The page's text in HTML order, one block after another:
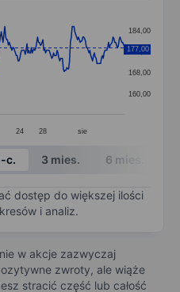
points.
categories.
values. Data
24 28 sie
160,00
168,00
176,00
184,00
177,00
c. 3 mies. 6 mies.
dostęp do większej ilości
i analiz.
w akcje zazwyczaj
zwroty, ale wiąże
stracić część lub całość